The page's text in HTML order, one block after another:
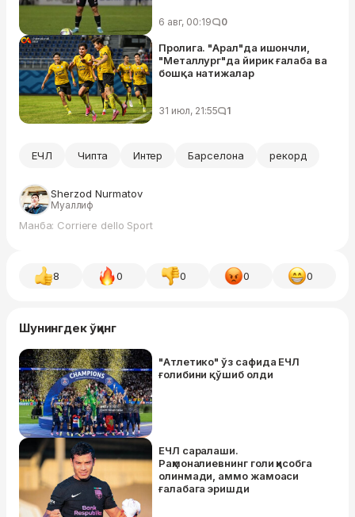
6 авг, 00:19 0
Пролига. "Арал"да ишончли,
"Металлург"да йирик ғалаба ва
бошқа натижалар
31 июл, 21:55 1
ЕЧЛ Чипта Интер Барселона рекорд
Sherzod Nurmatov
Муаллиф
Манба: Corriere dello Sport
8 0 0 0 0
Шунингдек ўқинг
"Атлетико" ўз сафида ЕЧЛ
ғолибини қўшиб олди
ЕЧЛ саралаши.
Раҳмоналиевнинг голи ҳисобга
олинмади, аммо жамоаси
ғалабага эришди